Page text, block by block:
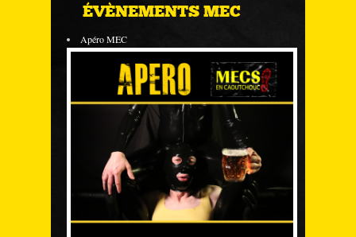
ÉVÈNEMENTS MEC
Apéro MEC